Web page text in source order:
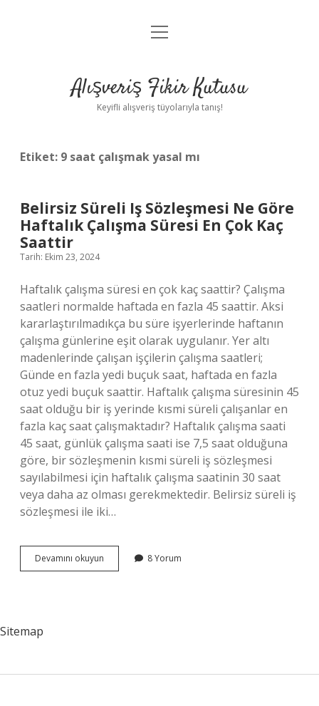
Anasayfa
Yasal Uyarı
menüyü
Alışveriş Fikir Kutusu
Keyifli alışveriş tüyolarıyla tanış!
Etiket: 9 saat çalışmak yasal mı
Belirsiz Süreli Iş Sözleşmesi Ne Göre
Haftalık Çalışma Süresi En Çok Kaç
Saattir
Tarih: Ekim 23, 2024
Haftalık çalışma süresi en çok kaç saattir? Çalışma
saatleri normalde haftada en fazla 45 saattir. Aksi
kararlaştırılmadıkça bu süre işyerlerinde haftanın
çalışma günlerine eşit olarak uygulanır. Yer altı
madenlerinde çalışan işçilerin çalışma saatleri;
Günde en fazla yedi buçuk saat, haftada en fazla
otuz yedi buçuk saattir. Haftalık çalışma süresinin 45
saat olduğu bir iş yerinde kısmi süreli çalışanlar en
fazla kaç saat çalışmaktadır? Haftalık çalışma saati
45 saat, günlük çalışma saati ise 7,5 saat olduğuna
göre, bir sözleşmenin kısmi süreli iş sözleşmesi
sayılabilmesi için haftalık çalışma saatinin 30 saat
veya daha az olması gerekmektedir. Belirsiz süreli iş
sözleşmesi ile iki…
Devamını okuyun
Süreli
En
8 Yorum
Sitemap